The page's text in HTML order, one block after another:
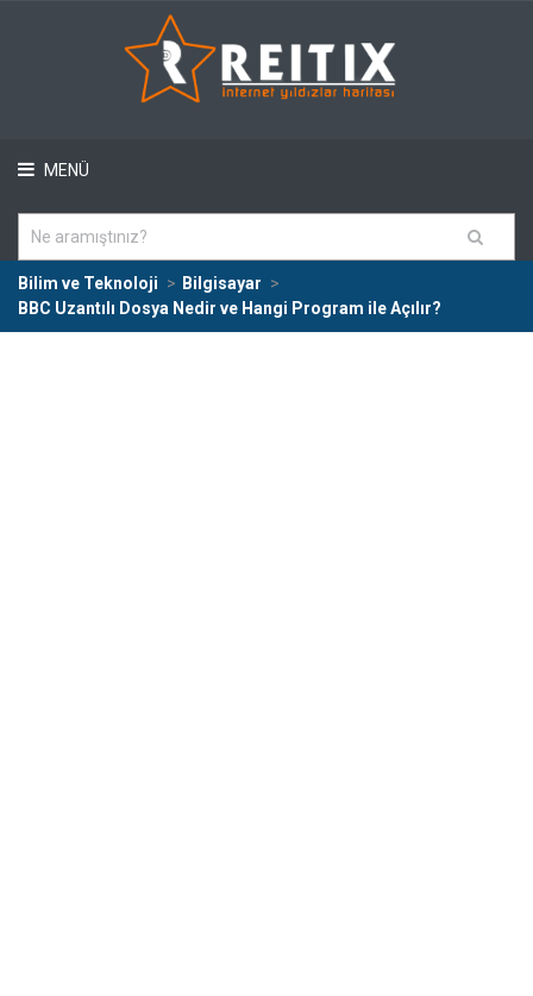
MENÜ
Bilim ve Teknoloji
Bilgisayar
BBC Uzantılı Dosya Nedir ve Hangi Program ile Açılır?